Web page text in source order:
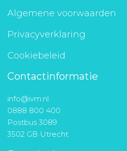
Algemene voorwaarden
Privacyverklaring
Cookiebeleid
Contactinformatie
info@ivm.nl
0888 800 400
Postbus 3089
3502 GB Utrecht